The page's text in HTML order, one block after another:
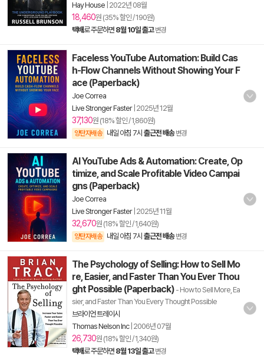
Hay House 2022년 08월
18,460원 (35% 할인 / 190원)
택배로 주문하면 8월 10일 출고 변경
Faceless YouTube Automation: Build Cas
h-Flow Channels Without Showing Your F
ace (Paperback)
Joe Correa
Live Stronger Faster| 2025년 12월
37,130원 (18% 할인 / 1,860원)
양탄자배송 내일 아침 7시 출근전 배송 변경
AI YouTube Ads & Automation: Create, Op
timize, and Scale Profitable Video Campai
gns (Paperback)
Joe Correa
Live Stronger Faster| 2025년 11월
32,670원 (18% 할인 / 1,640원)
양탄자배송 내일 아침 7시 출근전 배송 변경
The Psychology of Selling: How to Sell Mo
re, Easier, and Faster Than You Ever Thou
ght Possible (Paperback) - How to Sell More, Ea
sier, and Faster Than You Every Thought Possible
브라이언 트레이시
Thomas Nelson Inc| 2006년 07월
26,730원 (18% 할인 / 1,340원)
택배로 주문하면 8월 13일 출고 변경